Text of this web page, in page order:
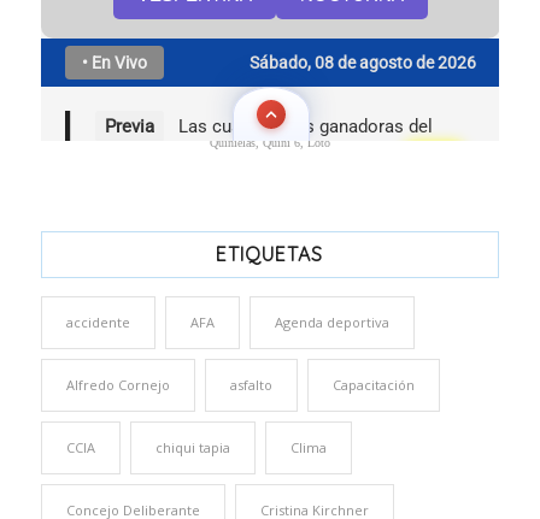
Quinielas, Quini 6, Loto
ETIQUETAS
accidente AFA Agenda deportiva
Alfredo Cornejo asfalto Capacitación
CCIA chiqui tapia Clima
Concejo Deliberante Cristina Kirchner